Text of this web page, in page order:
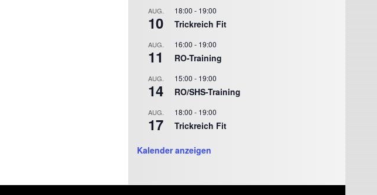
AUG.
10
18:00 - 19:00
Trickreich Fit
AUG.
11
16:00 - 19:00
RO-Training
AUG.
14
15:00 - 19:00
RO/SHS-Training
AUG.
17
18:00 - 19:00
Trickreich Fit
Kalender anzeigen